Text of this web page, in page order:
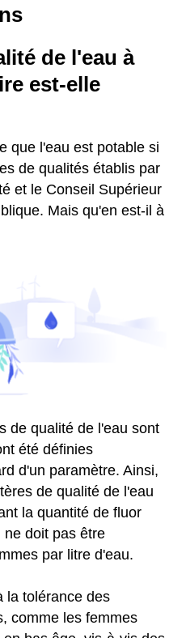
de l'eau à
est-elle
que l'eau est potable si
de qualités établis par
et le Conseil Supérieur
Mais qu'en est-il à
de qualité de l'eau sont
été définies
d'un paramètre. Ainsi,
de qualité de l'eau
la quantité de fluor
ne doit pas être
par litre d'eau.
la tolérance des
comme les femmes